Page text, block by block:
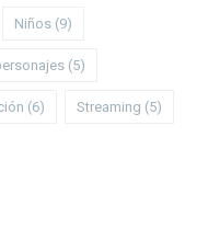
Niños (9)
(5)
(6) Streaming (5)